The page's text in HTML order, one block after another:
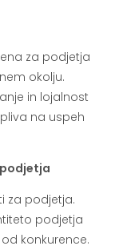
za podjetja
okolju.
in lojalnost
na uspeh
za podjetja.
podjetja
konkurence.